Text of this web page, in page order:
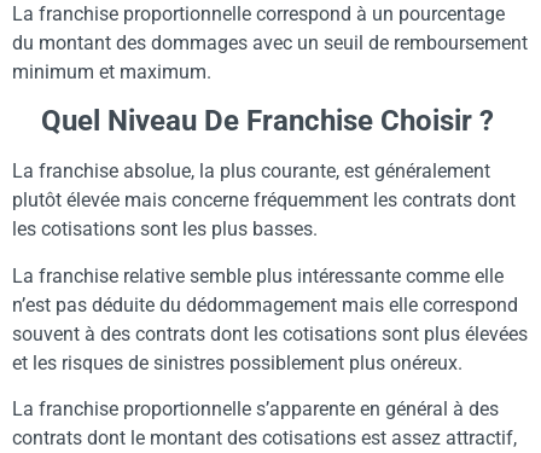
La franchise proportionnelle correspond à un pourcentage
du montant des dommages avec un seuil de remboursement
minimum et maximum.
Quel Niveau De Franchise Choisir ?
La franchise absolue, la plus courante, est généralement
plutôt élevée mais concerne fréquemment les contrats dont
les cotisations sont les plus basses.
La franchise relative semble plus intéressante comme elle
n’est pas déduite du dédommagement mais elle correspond
souvent à des contrats dont les cotisations sont plus élevées
et les risques de sinistres possiblement plus onéreux.
La franchise proportionnelle s’apparente en général à des
contrats dont le montant des cotisations est assez attractif,